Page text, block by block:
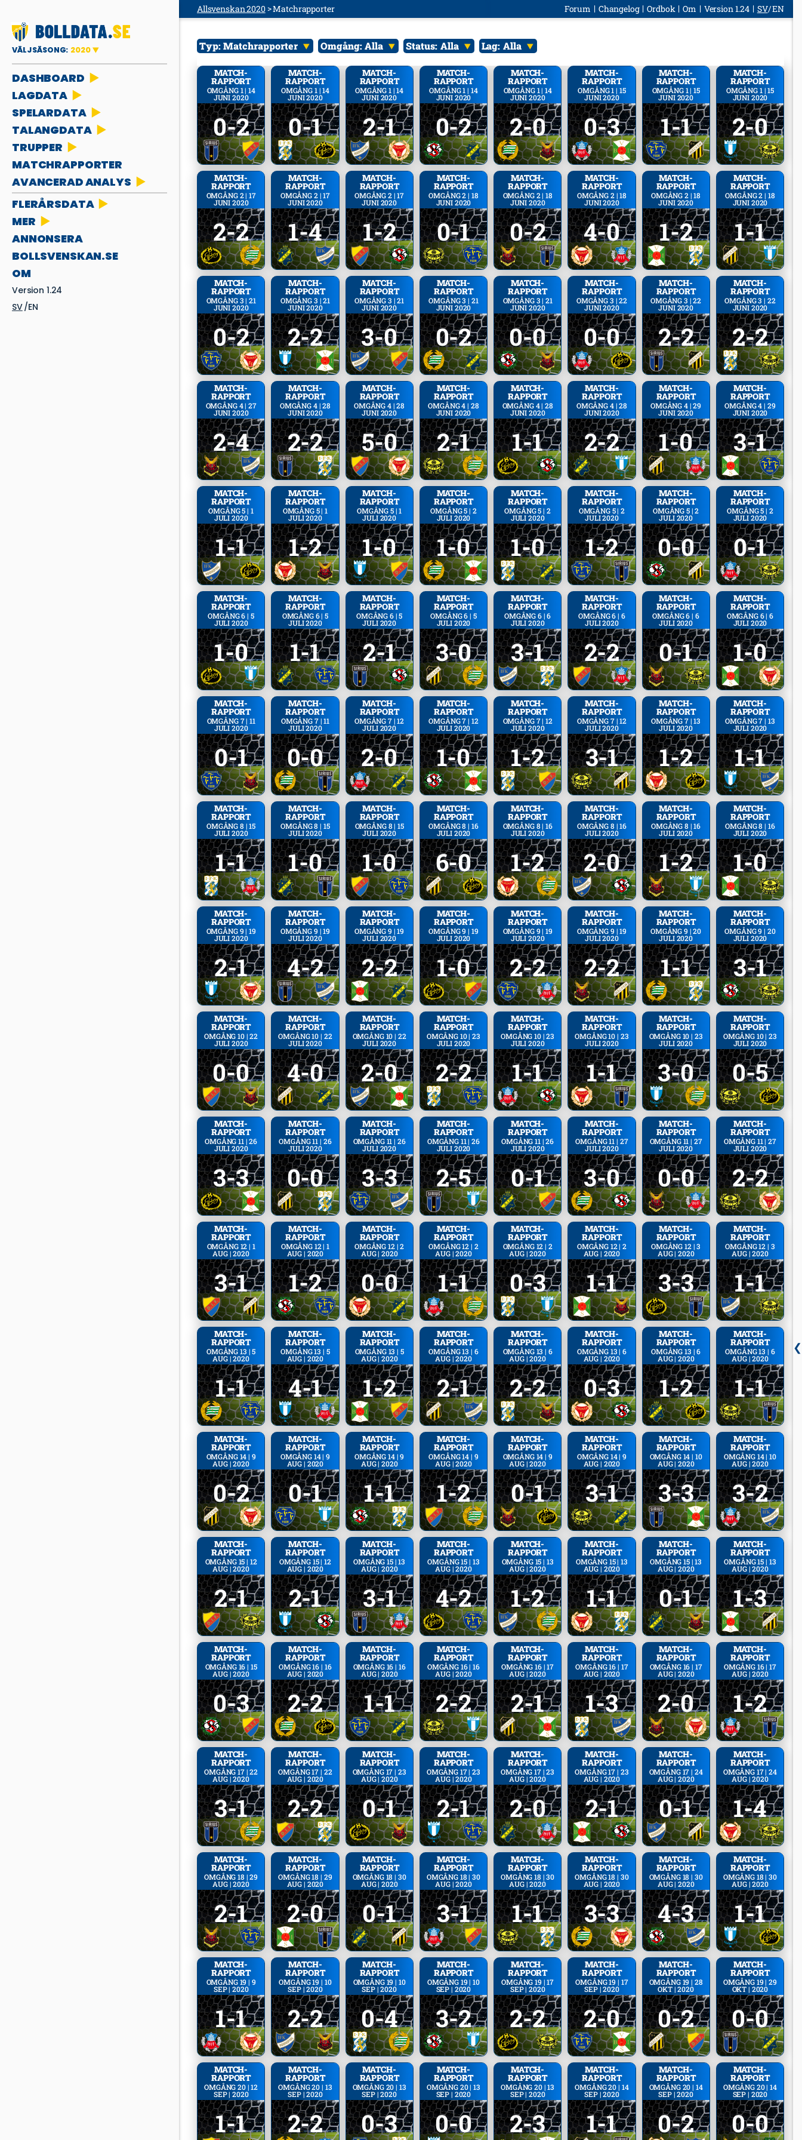
VÄLJ SÄSONG: 2020
DASHBOARD
LAGDATA
SPELARDATA
TALANGDATA
TRUPPER
MATCHRAPPORTER
AVANCERAD ANALYS
FLERÅRSDATA
MER
ANNONSERA
BOLLSVENSKAN.SE
OM
Version 1.24
SV EN
Allsvenskan 2020 Matchrapporter Forum Changelog Ordbok Om Version 1.24 SV EN
Typ: Matchrapporter Omgång: Alla Status: Alla Lag: Alla
MATCH­
RAPPORT
OMGÅNG 1 | 14
JUNI 2020
0-2
MATCH­
RAPPORT
OMGÅNG 1 | 14
JUNI 2020
0-1
MATCH­
RAPPORT
OMGÅNG 1 | 14
JUNI 2020
2-1
MATCH­
RAPPORT
OMGÅNG 1 | 14
JUNI 2020
0-2
MATCH­
RAPPORT
OMGÅNG 1 | 14
JUNI 2020
2-0
MATCH­
RAPPORT
OMGÅNG 1 | 15
JUNI 2020
0-3
MATCH­
RAPPORT
OMGÅNG 1 | 15
JUNI 2020
1-1
MATCH­
RAPPORT
OMGÅNG 1 | 15
JUNI 2020
2-0
MATCH­
RAPPORT
OMGÅNG 2 | 17
JUNI 2020
2-2
MATCH­
RAPPORT
OMGÅNG 2 | 17
JUNI 2020
1-4
MATCH­
RAPPORT
OMGÅNG 2 | 17
JUNI 2020
1-2
MATCH­
RAPPORT
OMGÅNG 2 | 18
JUNI 2020
0-1
MATCH­
RAPPORT
OMGÅNG 2 | 18
JUNI 2020
0-2
MATCH­
RAPPORT
OMGÅNG 2 | 18
JUNI 2020
4-0
MATCH­
RAPPORT
OMGÅNG 2 | 18
JUNI 2020
1-2
MATCH­
RAPPORT
OMGÅNG 2 | 18
JUNI 2020
1-1
MATCH­
RAPPORT
OMGÅNG 3 | 21
JUNI 2020
0-2
MATCH­
RAPPORT
OMGÅNG 3 | 21
JUNI 2020
2-2
MATCH­
RAPPORT
OMGÅNG 3 | 21
JUNI 2020
3-0
MATCH­
RAPPORT
OMGÅNG 3 | 21
JUNI 2020
0-2
MATCH­
RAPPORT
OMGÅNG 3 | 21
JUNI 2020
0-0
MATCH­
RAPPORT
OMGÅNG 3 | 22
JUNI 2020
0-0
MATCH­
RAPPORT
OMGÅNG 3 | 22
JUNI 2020
2-2
MATCH­
RAPPORT
OMGÅNG 3 | 22
JUNI 2020
2-2
MATCH­
RAPPORT
OMGÅNG 4 | 27
JUNI 2020
2-4
MATCH­
RAPPORT
OMGÅNG 4 | 28
JUNI 2020
2-2
MATCH­
RAPPORT
OMGÅNG 4 | 28
JUNI 2020
5-0
MATCH­
RAPPORT
OMGÅNG 4 | 28
JUNI 2020
2-1
MATCH­
RAPPORT
OMGÅNG 4 | 28
JUNI 2020
1-1
MATCH­
RAPPORT
OMGÅNG 4 | 28
JUNI 2020
2-2
MATCH­
RAPPORT
OMGÅNG 4 | 29
JUNI 2020
1-0
MATCH­
RAPPORT
OMGÅNG 4 | 29
JUNI 2020
3-1
MATCH­
RAPPORT
OMGÅNG 5 | 1
JULI 2020
1-1
MATCH­
RAPPORT
OMGÅNG 5 | 1
JULI 2020
1-2
MATCH­
RAPPORT
OMGÅNG 5 | 1
JULI 2020
1-0
MATCH­
RAPPORT
OMGÅNG 5 | 2
JULI 2020
1-0
MATCH­
RAPPORT
OMGÅNG 5 | 2
JULI 2020
1-0
MATCH­
RAPPORT
OMGÅNG 5 | 2
JULI 2020
1-2
MATCH­
RAPPORT
OMGÅNG 5 | 2
JULI 2020
0-0
MATCH­
RAPPORT
OMGÅNG 5 | 2
JULI 2020
0-1
MATCH­
RAPPORT
OMGÅNG 6 | 5
JULI 2020
1-0
MATCH­
RAPPORT
OMGÅNG 6 | 5
JULI 2020
1-1
MATCH­
RAPPORT
OMGÅNG 6 | 5
JULI 2020
2-1
MATCH­
RAPPORT
OMGÅNG 6 | 5
JULI 2020
3-0
MATCH­
RAPPORT
OMGÅNG 6 | 6
JULI 2020
3-1
MATCH­
RAPPORT
OMGÅNG 6 | 6
JULI 2020
2-2
MATCH­
RAPPORT
OMGÅNG 6 | 6
JULI 2020
0-1
MATCH­
RAPPORT
OMGÅNG 6 | 6
JULI 2020
1-0
MATCH­
RAPPORT
OMGÅNG 7 | 11
JULI 2020
0-1
MATCH­
RAPPORT
OMGÅNG 7 | 11
JULI 2020
0-0
MATCH­
RAPPORT
OMGÅNG 7 | 12
JULI 2020
2-0
MATCH­
RAPPORT
OMGÅNG 7 | 12
JULI 2020
1-0
MATCH­
RAPPORT
OMGÅNG 7 | 12
JULI 2020
1-2
MATCH­
RAPPORT
OMGÅNG 7 | 12
JULI 2020
3-1
MATCH­
RAPPORT
OMGÅNG 7 | 13
JULI 2020
1-2
MATCH­
RAPPORT
OMGÅNG 7 | 13
JULI 2020
1-1
MATCH­
RAPPORT
OMGÅNG 8 | 15
JULI 2020
1-1
MATCH­
RAPPORT
OMGÅNG 8 | 15
JULI 2020
1-0
MATCH­
RAPPORT
OMGÅNG 8 | 15
JULI 2020
1-0
MATCH­
RAPPORT
OMGÅNG 8 | 16
JULI 2020
6-0
MATCH­
RAPPORT
OMGÅNG 8 | 16
JULI 2020
1-2
MATCH­
RAPPORT
OMGÅNG 8 | 16
JULI 2020
2-0
MATCH­
RAPPORT
OMGÅNG 8 | 16
JULI 2020
1-2
MATCH­
RAPPORT
OMGÅNG 8 | 16
JULI 2020
1-0
MATCH­
RAPPORT
OMGÅNG 9 | 19
JULI 2020
2-1
MATCH­
RAPPORT
OMGÅNG 9 | 19
JULI 2020
4-2
MATCH­
RAPPORT
OMGÅNG 9 | 19
JULI 2020
2-2
MATCH­
RAPPORT
OMGÅNG 9 | 19
JULI 2020
1-0
MATCH­
RAPPORT
OMGÅNG 9 | 19
JULI 2020
2-2
MATCH­
RAPPORT
OMGÅNG 9 | 19
JULI 2020
2-2
MATCH­
RAPPORT
OMGÅNG 9 | 20
JULI 2020
1-1
MATCH­
RAPPORT
OMGÅNG 9 | 20
JULI 2020
3-1
MATCH­
RAPPORT
OMGÅNG 10 | 22
JULI 2020
0-0
MATCH­
RAPPORT
OMGÅNG 10 | 22
JULI 2020
4-0
MATCH­
RAPPORT
OMGÅNG 10 | 22
JULI 2020
2-0
MATCH­
RAPPORT
OMGÅNG 10 | 23
JULI 2020
2-2
MATCH­
RAPPORT
OMGÅNG 10 | 23
JULI 2020
1-1
MATCH­
RAPPORT
OMGÅNG 10 | 23
JULI 2020
1-1
MATCH­
RAPPORT
OMGÅNG 10 | 23
JULI 2020
3-0
MATCH­
RAPPORT
OMGÅNG 10 | 23
JULI 2020
0-5
MATCH­
RAPPORT
OMGÅNG 11 | 26
JULI 2020
3-3
MATCH­
RAPPORT
OMGÅNG 11 | 26
JULI 2020
0-0
MATCH­
RAPPORT
OMGÅNG 11 | 26
JULI 2020
3-3
MATCH­
RAPPORT
OMGÅNG 11 | 26
JULI 2020
2-5
MATCH­
RAPPORT
OMGÅNG 11 | 26
JULI 2020
0-1
MATCH­
RAPPORT
OMGÅNG 11 | 27
JULI 2020
3-0
MATCH­
RAPPORT
OMGÅNG 11 | 27
JULI 2020
0-0
MATCH­
RAPPORT
OMGÅNG 11 | 27
JULI 2020
2-2
MATCH­
RAPPORT
OMGÅNG 12 | 1
AUG | 2020
3-1
MATCH­
RAPPORT
OMGÅNG 12 | 1
AUG | 2020
1-2
MATCH­
RAPPORT
OMGÅNG 12 | 2
AUG | 2020
0-0
MATCH­
RAPPORT
OMGÅNG 12 | 2
AUG | 2020
1-1
MATCH­
RAPPORT
OMGÅNG 12 | 2
AUG | 2020
0-3
MATCH­
RAPPORT
OMGÅNG 12 | 2
AUG | 2020
1-1
MATCH­
RAPPORT
OMGÅNG 12 | 3
AUG | 2020
3-3
MATCH­
RAPPORT
OMGÅNG 12 | 3
AUG | 2020
1-1
MATCH­
RAPPORT
OMGÅNG 13 | 5
AUG | 2020
1-1
MATCH­
RAPPORT
OMGÅNG 13 | 5
AUG | 2020
4-1
MATCH­
RAPPORT
OMGÅNG 13 | 5
AUG | 2020
1-2
MATCH­
RAPPORT
OMGÅNG 13 | 6
AUG | 2020
2-1
MATCH­
RAPPORT
OMGÅNG 13 | 6
AUG | 2020
2-2
MATCH­
RAPPORT
OMGÅNG 13 | 6
AUG | 2020
0-3
MATCH­
RAPPORT
OMGÅNG 13 | 6
AUG | 2020
1-2
MATCH­
RAPPORT
OMGÅNG 13 | 6
AUG | 2020
1-1
MATCH­
RAPPORT
OMGÅNG 14 | 9
AUG | 2020
0-2
MATCH­
RAPPORT
OMGÅNG 14 | 9
AUG | 2020
0-1
MATCH­
RAPPORT
OMGÅNG 14 | 9
AUG | 2020
1-1
MATCH­
RAPPORT
OMGÅNG 14 | 9
AUG | 2020
1-2
MATCH­
RAPPORT
OMGÅNG 14 | 9
AUG | 2020
0-1
MATCH­
RAPPORT
OMGÅNG 14 | 9
AUG | 2020
3-1
MATCH­
RAPPORT
OMGÅNG 14 | 10
AUG | 2020
3-3
MATCH­
RAPPORT
OMGÅNG 14 | 10
AUG | 2020
3-2
MATCH­
RAPPORT
OMGÅNG 15 | 12
AUG | 2020
2-1
MATCH­
RAPPORT
OMGÅNG 15 | 12
AUG | 2020
2-1
MATCH­
RAPPORT
OMGÅNG 15 | 13
AUG | 2020
3-1
MATCH­
RAPPORT
OMGÅNG 15 | 13
AUG | 2020
4-2
MATCH­
RAPPORT
OMGÅNG 15 | 13
AUG | 2020
1-2
MATCH­
RAPPORT
OMGÅNG 15 | 13
AUG | 2020
1-1
MATCH­
RAPPORT
OMGÅNG 15 | 13
AUG | 2020
0-1
MATCH­
RAPPORT
OMGÅNG 15 | 13
AUG | 2020
1-3
MATCH­
RAPPORT
OMGÅNG 16 | 15
AUG | 2020
0-3
MATCH­
RAPPORT
OMGÅNG 16 | 16
AUG | 2020
2-2
MATCH­
RAPPORT
OMGÅNG 16 | 16
AUG | 2020
1-1
MATCH­
RAPPORT
OMGÅNG 16 | 16
AUG | 2020
2-2
MATCH­
RAPPORT
OMGÅNG 16 | 17
AUG | 2020
2-1
MATCH­
RAPPORT
OMGÅNG 16 | 17
AUG | 2020
1-3
MATCH­
RAPPORT
OMGÅNG 16 | 17
AUG | 2020
2-0
MATCH­
RAPPORT
OMGÅNG 16 | 17
AUG | 2020
1-2
MATCH­
RAPPORT
OMGÅNG 17 | 22
AUG | 2020
3-1
MATCH­
RAPPORT
OMGÅNG 17 | 22
AUG | 2020
2-2
MATCH­
RAPPORT
OMGÅNG 17 | 23
AUG | 2020
0-1
MATCH­
RAPPORT
OMGÅNG 17 | 23
AUG | 2020
2-1
MATCH­
RAPPORT
OMGÅNG 17 | 23
AUG | 2020
2-0
MATCH­
RAPPORT
OMGÅNG 17 | 23
AUG | 2020
2-1
MATCH­
RAPPORT
OMGÅNG 17 | 24
AUG | 2020
0-1
MATCH­
RAPPORT
OMGÅNG 17 | 24
AUG | 2020
1-4
MATCH­
RAPPORT
OMGÅNG 18 | 29
AUG | 2020
2-1
MATCH­
RAPPORT
OMGÅNG 18 | 29
AUG | 2020
2-0
MATCH­
RAPPORT
OMGÅNG 18 | 30
AUG | 2020
0-1
MATCH­
RAPPORT
OMGÅNG 18 | 30
AUG | 2020
3-1
MATCH­
RAPPORT
OMGÅNG 18 | 30
AUG | 2020
1-1
MATCH­
RAPPORT
OMGÅNG 18 | 30
AUG | 2020
3-3
MATCH­
RAPPORT
OMGÅNG 18 | 30
AUG | 2020
4-3
MATCH­
RAPPORT
OMGÅNG 18 | 30
AUG | 2020
1-1
MATCH­
RAPPORT
OMGÅNG 19 | 9
SEP | 2020
1-1
MATCH­
RAPPORT
OMGÅNG 19 | 10
SEP | 2020
2-2
MATCH­
RAPPORT
OMGÅNG 19 | 10
SEP | 2020
0-4
MATCH­
RAPPORT
OMGÅNG 19 | 10
SEP | 2020
3-2
MATCH­
RAPPORT
OMGÅNG 19 | 17
SEP | 2020
2-2
MATCH­
RAPPORT
OMGÅNG 19 | 17
SEP | 2020
2-0
MATCH­
RAPPORT
OMGÅNG 19 | 28
OKT | 2020
0-2
MATCH­
RAPPORT
OMGÅNG 19 | 29
OKT | 2020
0-0
MATCH­
RAPPORT
OMGÅNG 20 | 12
SEP | 2020
1-1
MATCH­
RAPPORT
OMGÅNG 20 | 13
SEP | 2020
2-2
MATCH­
RAPPORT
OMGÅNG 20 | 13
SEP | 2020
0-3
MATCH­
RAPPORT
OMGÅNG 20 | 13
SEP | 2020
0-0
MATCH­
RAPPORT
OMGÅNG 20 | 13
SEP | 2020
2-3
MATCH­
RAPPORT
OMGÅNG 20 | 14
SEP | 2020
1-1
MATCH­
RAPPORT
OMGÅNG 20 | 14
SEP | 2020
0-2
MATCH­
RAPPORT
OMGÅNG 20 | 14
SEP | 2020
0-0